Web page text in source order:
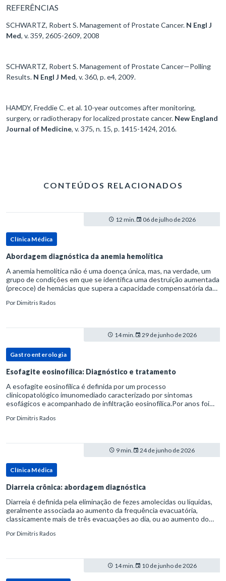
REFERÊNCIAS
SCHWARTZ, Robert S. Management of Prostate Cancer. N Engl J
Med, v. 359, 2605-2609, 2008
SCHWARTZ, Robert S. Management of Prostate Cancer—Polling
Results. N Engl J Med, v. 360, p. e4, 2009.
HAMDY, Freddie C. et al. 10-year outcomes after monitoring,
surgery, or radiotherapy for localized prostate cancer. New England
Journal of Medicine, v. 375, n. 15, p. 1415-1424, 2016.
CONTEÚDOS RELACIONADOS
12 min. 06 de julho de 2026
Clínica Médica
Abordagem diagnóstica da anemia hemolítica
A anemia hemolítica não é uma doença única, mas, na verdade, um
grupo de condições em que se identifica uma destruição aumentada
(precoce) de hemácias que supera a capacidade compensatória da
PorDimitris Rados
14 min. 29 de junho de 2026
Gastroenterologia
Esofagite eosinofílica: Diagnóstico e tratamento
A esofagite eosinofílica é definida por um processo
clinicopatológico imunomediado caracterizado por sintomas
esofágicos e acompanhado de infiltração eosinofílica.Por anos foi
refluxo gastr
PorDimitris Rados
9 min. 24 de junho de 2026
Clínica Médica
Diarreia crônica: abordagem diagnóstica
Diarreia é definida pela eliminação de fezes amolecidas ou líquidas,
geralmente associada ao aumento da frequência evacuatória,
classicamente mais de três evacuações ao dia, ou ao aumento do
PorDimitris Rados
14 min. 10 de junho de 2026